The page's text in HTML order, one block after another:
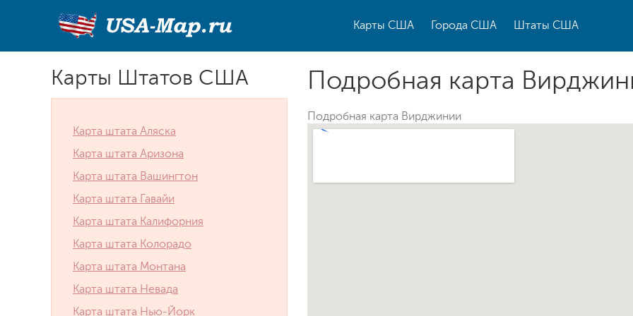
Карты США Города США Штаты США
Подробная карта
Подробная карта Вирджинии
Карты Штатов США
Карта штата Аляска
Карта штата Аризона
Карта штата Вашингтон
Карта штата Гавайи
Карта штата Калифорния
Карта штата Колорадо
Карта штата Монтана
Карта штата Невада
Карта штата Нью-Йорк